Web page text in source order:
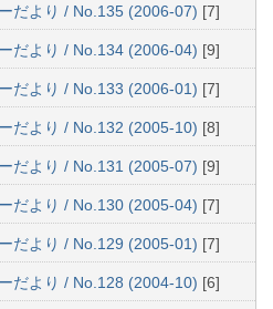
だより / No.135 (2006-07) [7]
だより / No.134 (2006-04) [9]
だより / No.133 (2006-01) [7]
だより / No.132 (2005-10) [8]
だより / No.131 (2005-07) [9]
だより / No.130 (2005-04) [7]
だより / No.129 (2005-01) [7]
だより / No.128 (2004-10) [6]